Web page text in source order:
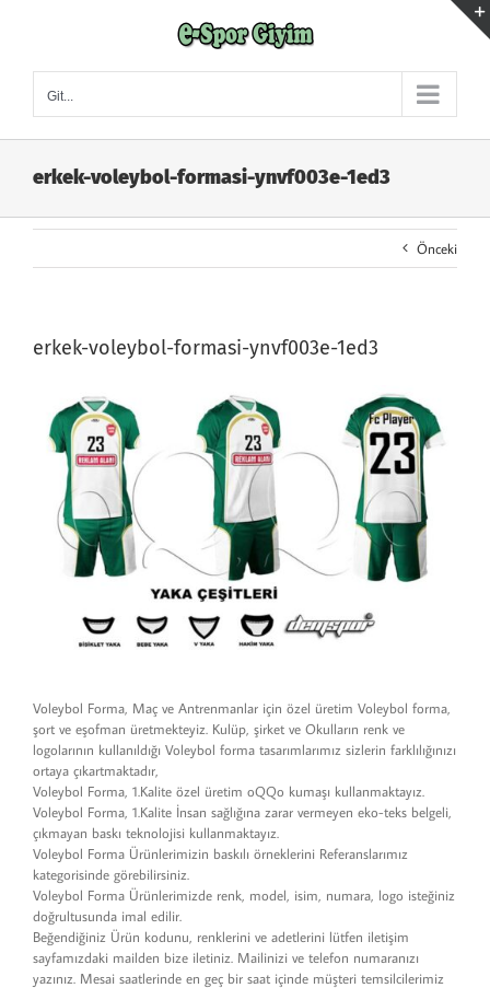
Git...
erkek-voleybol-formasi-ynvf003e-1ed3
Önceki
erkek-voleybol-formasi-ynvf003e-1ed3
Voleybol Forma, Maç ve Antrenmanlar için özel üretim Voleybol forma,
şort ve eşofman üretmekteyiz. Kulüp, şirket ve Okulların renk ve
logolarının kullanıldığı Voleybol forma tasarımlarımız sizlerin farklılığınızı
ortaya çıkartmaktadır,
Voleybol Forma, 1.Kalite özel üretim oQQo kumaşı kullanmaktayız.
Voleybol Forma, 1.Kalite İnsan sağlığına zarar vermeyen eko-teks belgeli,
çıkmayan baskı teknolojisi kullanmaktayız.
Voleybol Forma Ürünlerimizin baskılı örneklerini Referanslarımız
kategorisinde görebilirsiniz.
Voleybol Forma Ürünlerimizde renk, model, isim, numara, logo isteğiniz
doğrultusunda imal edilir.
Beğendiğiniz Ürün kodunu, renklerini ve adetlerini lütfen iletişim
sayfamızdaki mailden bize iletiniz. Mailinizi ve telefon numaranızı
yazınız. Mesai saatlerinde en geç bir saat içinde müşteri temsilcilerimiz